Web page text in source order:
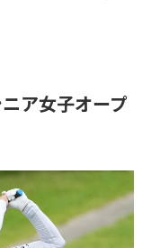
ア女子オープ